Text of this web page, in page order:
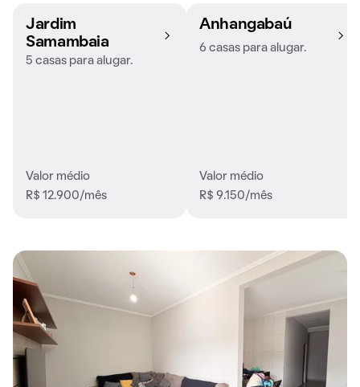
Jardim
Samambaia
5 casas para alugar.
Valor médio
R$ 12.900/mês
Anhangabaú
6 casas para alugar.
Valor médio
R$ 9.150/mês